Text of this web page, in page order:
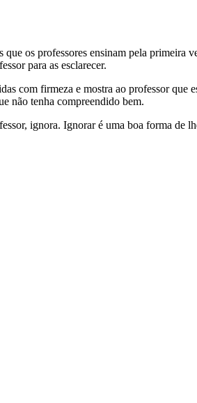
que os professores ensinam pela
para as esclarecer.
com firmeza e mostra ao professor
não tenha compreendido bem.
ignora. Ignorar é uma boa forma de